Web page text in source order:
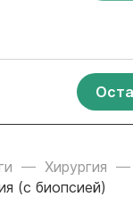
Хирургия
(с биопсией)